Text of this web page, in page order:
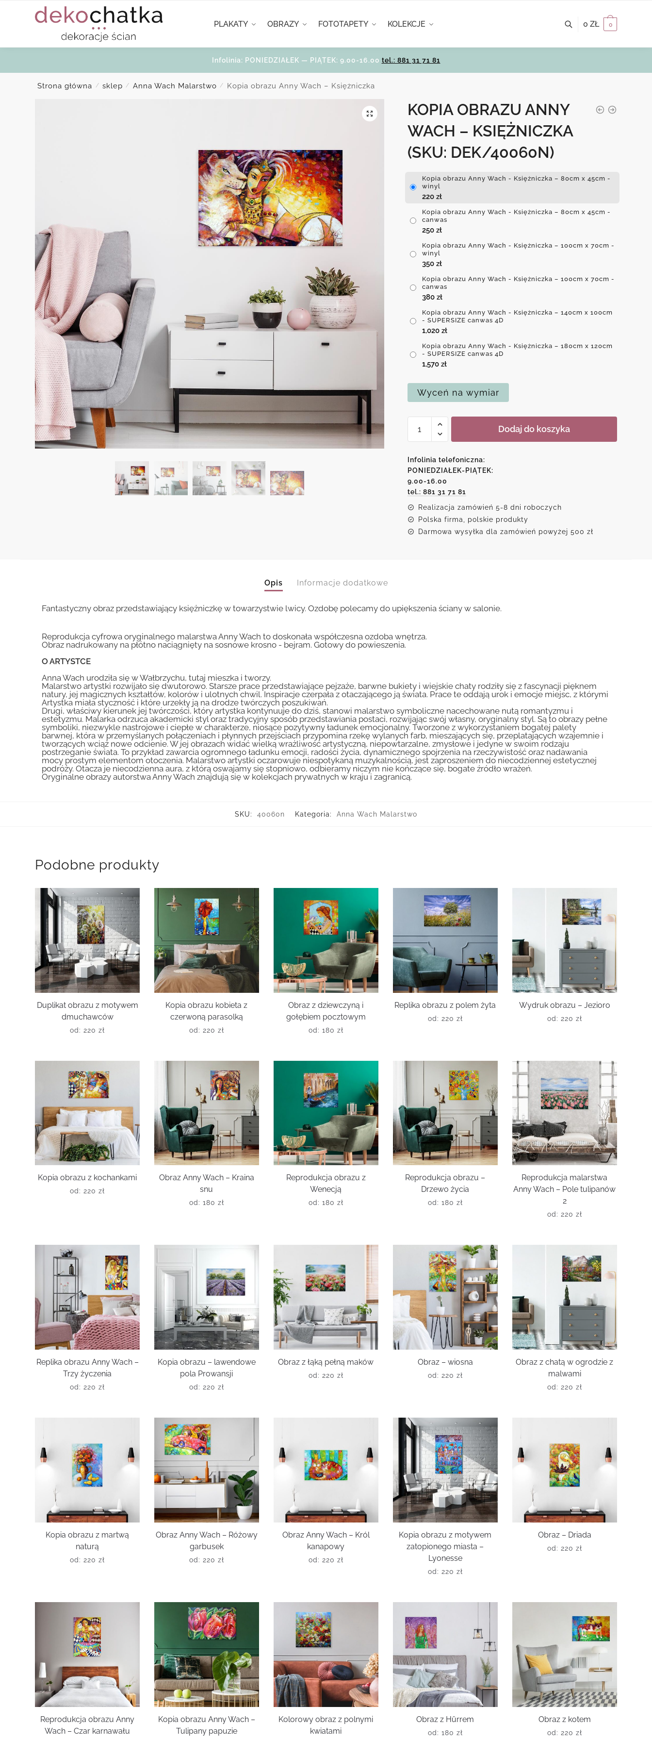
PLAKATY OBRAZY FOTOTAPETY KOLEKCJE 0 ZŁ 0
Infolinia: PONIEDZIAŁEK — PIĄTEK: 9.00-16.00 tel.: 881 31 71 81
Strona główna / sklep / Anna Wach Malarstwo / Kopia obrazu Anny Wach – Księżniczka
KOPIA OBRAZU ANNY
WACH – KSIĘŻNICZKA
(SKU: DEK/40060N)
Kopia obrazu Anny Wach - Księżniczka – 80cm x 45cm -
winyl
220 zł
Kopia obrazu Anny Wach - Księżniczka – 80cm x 45cm -
canwas
250 zł
Kopia obrazu Anny Wach - Księżniczka – 100cm x 70cm -
winyl
350 zł
Kopia obrazu Anny Wach - Księżniczka – 100cm x 70cm -
canwas
380 zł
Kopia obrazu Anny Wach - Księżniczka – 140cm x 100cm
- SUPERSIZE canwas 4D
1,020 zł
Kopia obrazu Anny Wach - Księżniczka – 180cm x 120cm
- SUPERSIZE canwas 4D
1,570 zł
Wyceń na wymiar
Kopia
Anny
Wach
-
Księżniczka
Dodaj do koszyka
Infolinia telefoniczna:
PONIEDZIAŁEK-PIĄTEK:
9.00-16.00
tel.: 881 31 71 81
Realizacja zamówień 5-8 dni roboczych
Polska firma, polskie produkty
Darmowa wysyłka dla zamówień powyżej 500 zł
Opis Informacje dodatkowe
Fantastyczny obraz przedstawiający księżniczkę w towarzystwie lwicy. Ozdobę polecamy do upiększenia ściany w salonie.
Reprodukcja cyfrowa oryginalnego malarstwa Anny Wach to doskonała współczesna ozdoba wnętrza.
Obraz nadrukowany na płótno naciągnięty na sosnowe krosno - bejram. Gotowy do powieszenia.
O ARTYSTCE
Anna Wach urodziła się w Wałbrzychu, tutaj mieszka i tworzy.
Malarstwo artystki rozwijało się dwutorowo. Starsze prace przedstawiające pejzaże, barwne bukiety i wiejskie chaty rodziły się z fascynacji pięknem
natury, jej magicznych kształtów, kolorów i ulotnych chwil. Inspiracje czerpała z otaczającego ją świata. Prace te oddają urok i emocje miejsc, z którymi
Artystka miała styczność i które urzekły ją na drodze twórczych poszukiwań.
Drugi, właściwy kierunek jej twórczości, który artystka kontynuuje do dziś, stanowi malarstwo symboliczne nacechowane nutą romantyzmu i
estetyzmu. Malarka odrzuca akademicki styl oraz tradycyjny sposób przedstawiania postaci, rozwijając swój własny, oryginalny styl. Są to obrazy pełne
symboliki, niezwykle nastrojowe i ciepłe w charakterze, niosące pozytywny ładunek emocjonalny. Tworzone z wykorzystaniem bogatej palety
barwnej, która w przemyślanych połączeniach i płynnych przejściach przypomina rzekę wylanych farb, mieszających się, przeplatających wzajemnie i
tworzących wciąż nowe odcienie. W jej obrazach widać wielką wrażliwość artystyczną, niepowtarzalne, zmysłowe i jedyne w swoim rodzaju
postrzeganie świata. To przykład zawarcia ogromnego ładunku emocji, radości życia, dynamicznego spojrzenia na rzeczywistość oraz nadawania
mocy prostym elementom otoczenia. Malarstwo artystki oczarowuje niespotykaną muzykalnością, jest zaproszeniem do niecodziennej estetycznej
podróży. Otacza je niecodzienna aura, z którą oswajamy się stopniowo, odbieramy niczym nie kończące się, bogate źródło wrażeń.
Oryginalne obrazy autorstwa Anny Wach znajdują się w kolekcjach prywatnych w kraju i zagranicą.
SKU: 40060n Kategoria: Anna Wach Malarstwo
Podobne produkty
Duplikat obrazu z motywem
dmuchawców
od: 220 zł
Kopia obrazu kobieta z
czerwoną parasolką
od: 220 zł
Obraz z dziewczyną i
gołębiem pocztowym
od: 180 zł
Replika obrazu z polem żyta
od: 220 zł
Wydruk obrazu – Jezioro
od: 220 zł
Kopia obrazu z kochankami
od: 220 zł
Obraz Anny Wach – Kraina
snu
od: 180 zł
Reprodukcja obrazu z
Wenecją
od: 180 zł
Reprodukcja obrazu –
Drzewo życia
od: 180 zł
Reprodukcja malarstwa
Anny Wach – Pole tulipanów
2
od: 220 zł
Replika obrazu Anny Wach –
Trzy życzenia
od: 220 zł
Kopia obrazu – lawendowe
pola Prowansji
od: 220 zł
Obraz z łąką pełną maków
od: 220 zł
Obraz – wiosna
od: 220 zł
Obraz z chatą w ogrodzie z
malwami
od: 220 zł
Kopia obrazu z martwą
naturą
od: 220 zł
Obraz Anny Wach – Różowy
garbusek
od: 220 zł
Obraz Anny Wach – Król
kanapowy
od: 220 zł
Kopia obrazu z motywem
zatopionego miasta –
Lyonesse
od: 220 zł
Obraz – Driada
od: 220 zł
Reprodukcja obrazu Anny
Wach – Czar karnawału
Kopia obrazu Anny Wach –
Tulipany papuzie
Kolorowy obraz z polnymi
kwiatami
Obraz z Hürrem
od: 180 zł
Obraz z kotem
od: 220 zł